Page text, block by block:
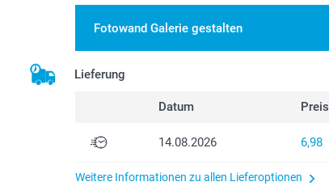
Fotowand Galerie gestalten
Lieferung
Datum Preis
14.08.2026 6,98
Weitere Informationen zu allen Lieferoptionen